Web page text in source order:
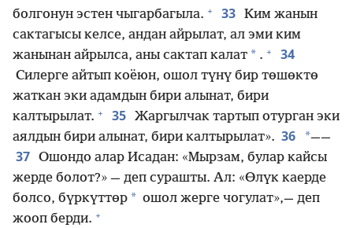
болгонун эстен чыгарбагыла. + 33 Ким жанын
сактагысы келсе, андан айрылат, ал эми ким
жанынан айрылса, аны сактап калат * . + 34
Силерге айтып коёюн, ошол түнү бир төшөктө
жаткан эки адамдын бири алынат, бири
калтырылат. + 35 Жаргылчак тартып отурган эки
аялдын бири алынат, бири калтырылат». 36 *⁠——
37 Ошондо алар Исадан: «Мырзам, булар кайсы
жерде болот?» — деп сурашты. Ал: «Өлүк каерде
болсо, бүркүттөр * ошол жерге чогулат»,— деп
жооп берди. +